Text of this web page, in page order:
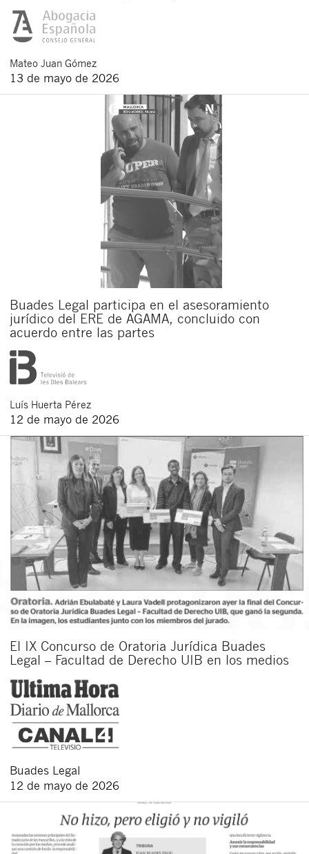
Mateo Juan Gómez
13 de mayo de 2026
Buades Legal participa en el asesoramiento
jurídico del ERE de AGAMA, concluido con
acuerdo entre las partes
Luís Huerta Pérez
12 de mayo de 2026
El IX Concurso de Oratoria Jurídica Buades
Legal – Facultad de Derecho UIB en los medios
Buades Legal
12 de mayo de 2026